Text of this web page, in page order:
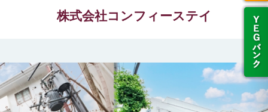
株式会社コンフィーステイ